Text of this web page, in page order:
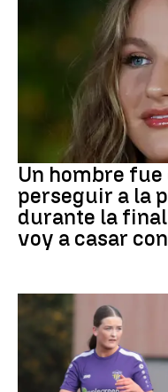
Mundial 2026
Un hombre
perseguir a la
durante la
voy a casar